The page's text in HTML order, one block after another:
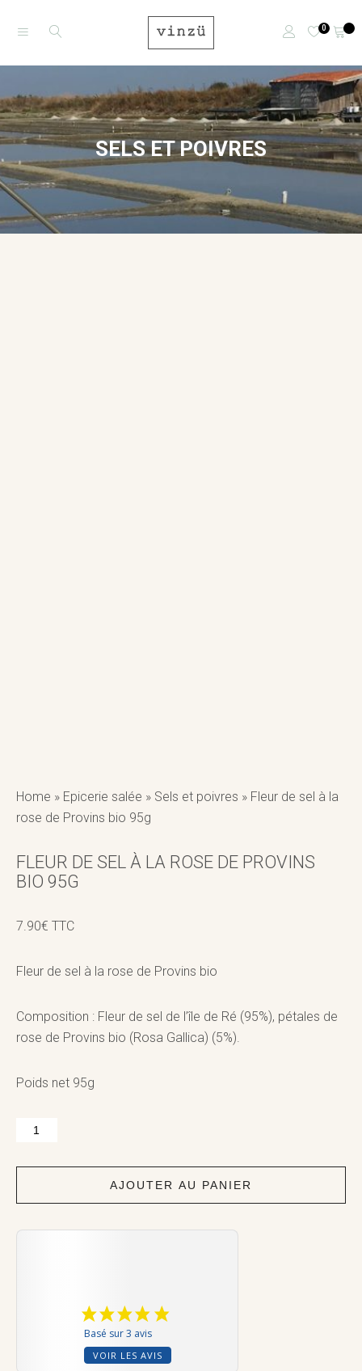
0
SELS ET POIVRES
Home » Epicerie salée » Sels et poivres » Fleur de sel à la
rose de Provins bio 95g
FLEUR DE SEL À LA ROSE DE PROVINS
BIO 95G
7.90€ TTC
Fleur de sel à la rose de Provins bio
Composition : Fleur de sel de l’île de Ré (95%), pétales de
rose de Provins bio (Rosa Gallica) (5%).
Poids net 95g
quantité
de
à
rose
AJOUTER AU PANIER
Basé sur 3 avis
VOIR LES AVIS